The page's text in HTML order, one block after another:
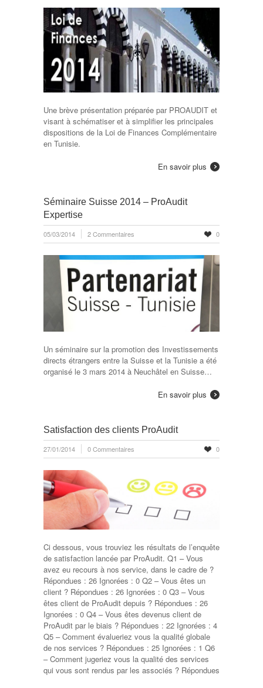
Une brève présentation préparée par PROAUDIT et
visant à schématiser et à simplifier les principales
dispositions de la Loi de Finances Complémentaire
en Tunisie.
En savoir plus
Séminaire Suisse 2014 – ProAudit
Expertise
05/03/2014 2 Commentaires 0
Un séminaire sur la promotion des Investissements
directs étrangers entre la Suisse et la Tunisie a été
organisé le 3 mars 2014 à Neuchâtel en Suisse…
En savoir plus
Satisfaction des clients ProAudit
27/01/2014 0 Commentaires 0
Ci dessous, vous trouviez les résultats de l’enquête
de satisfaction lancée par ProAudit. Q1 – Vous
avez eu recours à nos service, dans le cadre de ?
Répondues : 26 Ignorées : 0 Q2 – Vous êtes un
client ? Répondues : 26 Ignorées : 0 Q3 – Vous
êtes client de ProAudit depuis ? Répondues : 26
Ignorées : 0 Q4 – Vous êtes devenus client de
ProAudit par le biais ? Répondues : 22 Ignorées : 4
Q5 – Comment évalueriez vous la qualité globale
de nos services ? Répondues : 25 Ignorées : 1 Q6
– Comment jugeriez vous la qualité des services
qui vous sont rendus par les associés ? Répondues